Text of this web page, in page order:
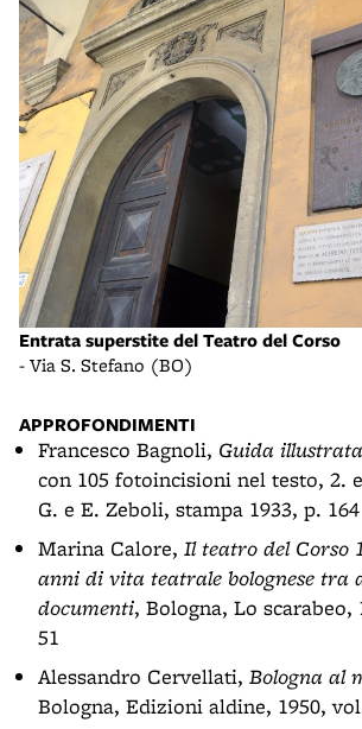
Entrata superstite del Teatro del Corso
- Via S. Stefano (BO)
APPROFONDIMENTI
Francesco Bagnoli, Guida
con 105 fotoincisioni nel testo, 2.
G. e E. Zeboli, stampa 1933, p. 164
Marina Calore, Il teatro del Corso
anni di vita teatrale bolognese tra
documenti, Bologna, Lo scarabeo,
51
Alessandro Cervellati, Bologna al
Bologna, Edizioni aldine, 1950,